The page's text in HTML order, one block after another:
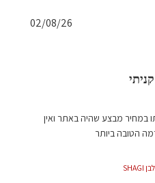
במחיר מבצע שהיה באתר ואין
הטובה ביותר
תאריך02/08/26